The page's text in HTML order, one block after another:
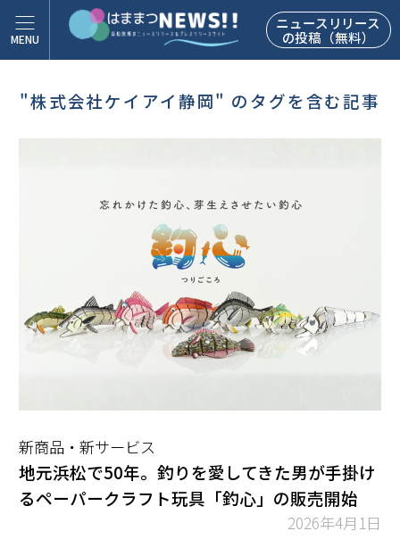
ニュースリリース
の投稿（無料）
"株式会社ケイアイ静岡" のタグを含む記事
新商品・新サービス
地元浜松で50年。釣りを愛してきた男が手掛け
るペーパークラフト玩具「釣心」の販売開始
2026年4月1日